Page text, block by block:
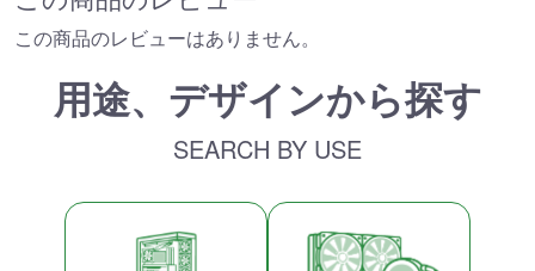
この商品のレビューはありません。
用途、デザインから探す
SEARCH BY USE